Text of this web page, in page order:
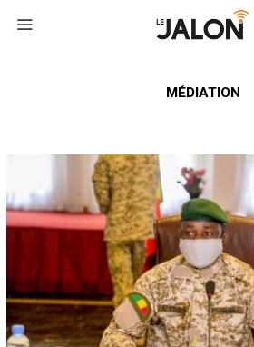
MÉDIATION